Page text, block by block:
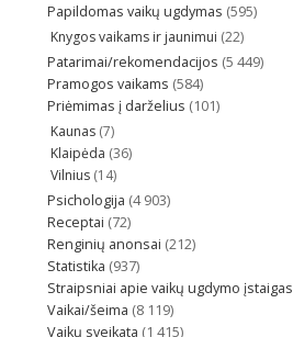
Papildomas vaikų ugdymas (595)
Knygos vaikams ir jaunimui (22)
Patarimai/rekomendacijos (5 449)
Pramogos vaikams (584)
Priėmimas į darželius (101)
Kaunas (7)
Klaipėda (36)
Vilnius (14)
Psichologija (4 903)
Receptai (72)
Renginių anonsai (212)
Statistika (937)
Straipsniai apie vaikų ugdymo įstaigas
Vaikai/šeima (8 119)
Vaikų sveikata (1 415)